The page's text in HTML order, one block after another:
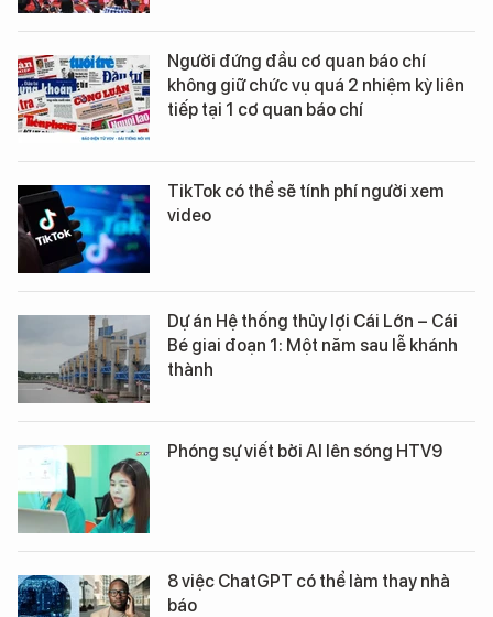
Người đứng đầu cơ quan báo chí
không giữ chức vụ quá 2 nhiệm kỳ liên
tiếp tại 1 cơ quan báo chí
TikTok có thể sẽ tính phí người xem
video
Dự án Hệ thống thủy lợi Cái Lớn – Cái
Bé giai đoạn 1: Một năm sau lễ khánh
thành
Phóng sự viết bởi AI lên sóng HTV9
8 việc ChatGPT có thể làm thay nhà
báo